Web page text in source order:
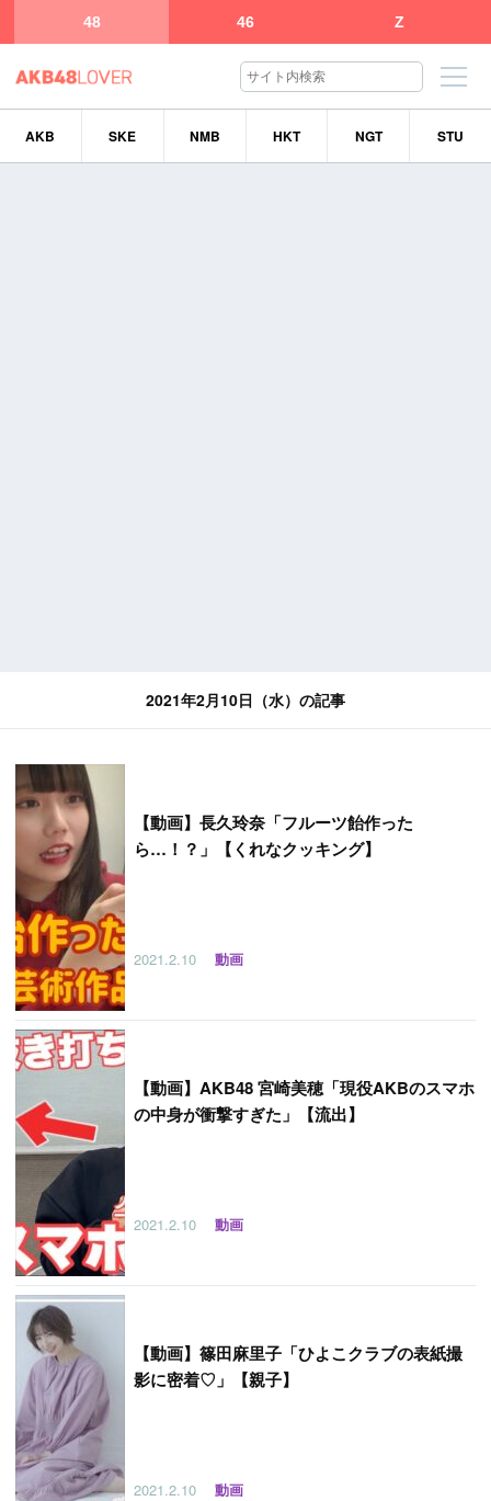
48 46 Z
AKB SKE NMB HKT NGT STU
2021年2月10日（水）の記事
【動画】長久玲奈「フルーツ飴作った
ら…！？」【くれなクッキング】
2021.2.10 動画
【動画】AKB48 宮崎美穂「現役AKBのスマホ
の中身が衝撃すぎた」【流出】
2021.2.10 動画
【動画】篠田麻里子「ひよこクラブの表紙撮
影に密着♡」【親子】
2021.2.10 動画